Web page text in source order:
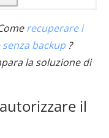
recuperare i
backup?
la soluzione di
il